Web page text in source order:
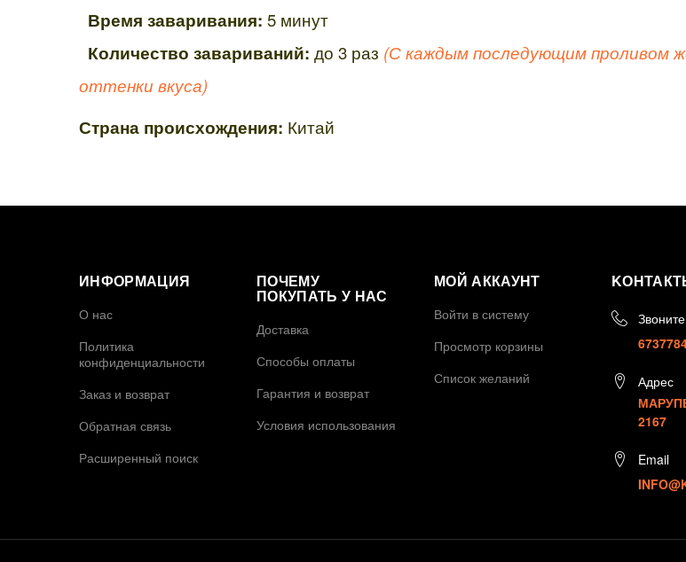
Время заваривания: 5 минут
Количество завариваний: до 3 раз (С каждым последующим проливом
оттенки вкуса)
Страна происхождения: Китай
ИНФОРМАЦИЯ
О нас
Политика
конфиденциальности
Заказ и возврат
Обратная связь
Расширенный поиск
ПОЧЕМУ
ПОКУПАТЬ У НАС
Доставка
Способы оплаты
Гарантия и возврат
Условия использования
МОЙ АККАУНТ
Войти в систему
Просмотр корзины
Список желаний
Адрес
2167
Email